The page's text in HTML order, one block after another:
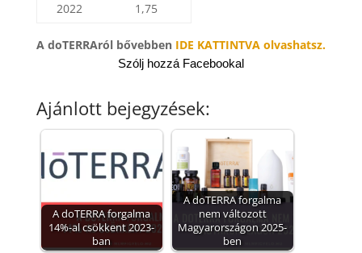
2022
1,75
A doTERRAról bővebben IDE KATTINTVA olvashatsz.
Szólj hozzá Facebookal
Ajánlott bejegyzések:
A doTERRA forgalma
14%-al csökkent 2023-
ban
A doTERRA forgalma
nem változott
Magyarországon 2025-
ben